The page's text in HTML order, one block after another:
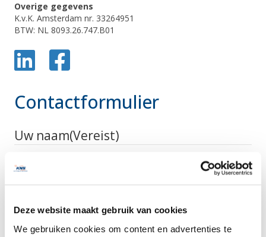
Deze website maakt gebruik van cookies
We gebruiken cookies om content en advertenties te
Overige gegevens
K.v.K. Amsterdam nr. 33264951
BTW: NL 8093.26.747.B01
Contactformulier
Uw naam(Vereist)
Voornaam